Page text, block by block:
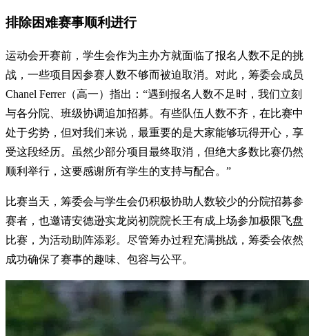
排除困难赛事顺利进行
运动会开赛前，学生会作为主办方就面临了报名人数不足的挑
战，一些项目因参赛人数不够而被迫取消。对此，筹委会成员
Chanel Ferrer（高一）指出：“遇到报名人数不足时，我们立刻
与各分院、班级协调追加招募。有些队伍人数不齐，在比赛中
处于劣势，但对我们来说，最重要的是大家能够玩得开心，享
受这段经历。虽然少部分项目最终取消，但绝大多数比赛仍然
顺利举行，这要感谢所有学生的支持与配合。”
比赛当天，筹委会与学生会仍积极协助人数较少的分院招募参
赛者，也邀请安德逊实龙岗初院院长王有成上场参加极限飞盘
比赛，为活动助阵添彩。尽管筹办过程充满挑战，筹委会依然
成功确保了赛事的趣味、包容与公平。